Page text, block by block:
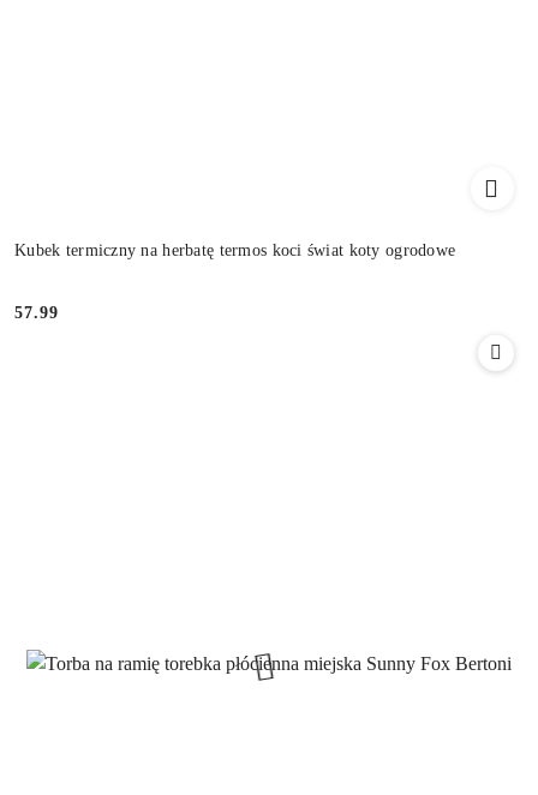
Kubek termiczny na herbatę termos koci świat koty ogrodowe
Cena:
57.99